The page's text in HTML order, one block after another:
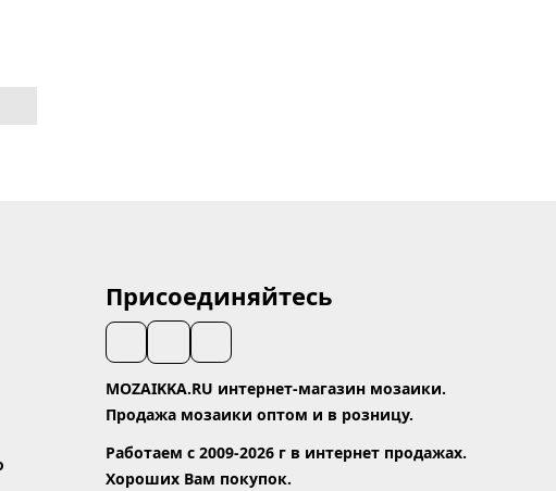
Присоединяйтесь
MOZAIKKA.RU интернет-магазин мозаики.
Продажа мозаики оптом и в розницу.
Работаем с 2009-2026 г в интернет продажах.
Хороших Вам покупок.